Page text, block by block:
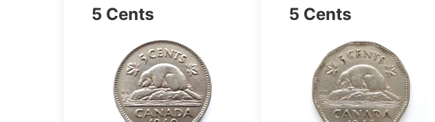
5 Cents 5 Cents